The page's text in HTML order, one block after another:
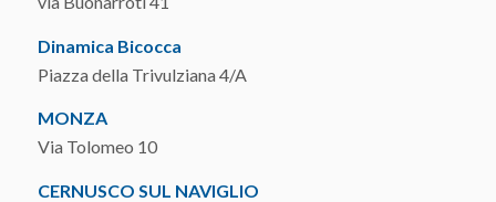
Dinamica Bicocca
Piazza della Trivulziana 4/A
MONZA
Via Tolomeo 10
CERNUSCO SUL NAVIGLIO